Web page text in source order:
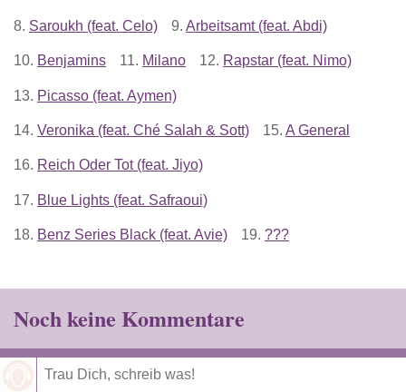
8. Saroukh (feat. Celo) 9. Arbeitsamt (feat. Abdi)
10. Benjamins 11. Milano 12. Rapstar (feat. Nimo)
13. Picasso (feat. Aymen)
14. Veronika (feat. Ché Salah & Sott) 15. A General
16. Reich Oder Tot (feat. Jiyo)
17. Blue Lights (feat. Safraoui)
18. Benz Series Black (feat. Avie) 19. ???
Noch keine Kommentare